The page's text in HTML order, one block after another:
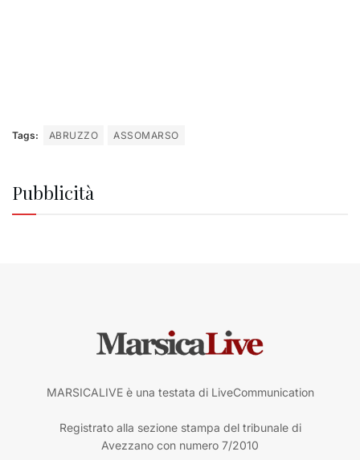
Tags: ABRUZZO ASSOMARSO
Pubblicità
MARSICALIVE è una testata di LiveCommunication
Registrato alla sezione stampa del tribunale di
Avezzano con numero 7/2010